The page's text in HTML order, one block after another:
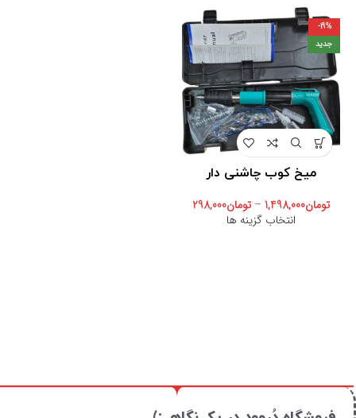
-19%
جدید
میخ کوب چاشنی دار
تومان1,498,000
– تومان298,000
انتخاب گزینه ها